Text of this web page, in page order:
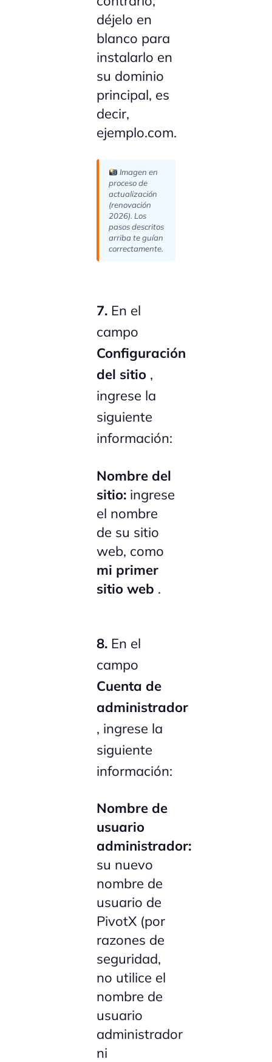
déjelo en
blanco para
instalarlo en
su dominio
principal, es
decir,
ejemplo.com.
Imagen en
proceso de
actualización
(renovación
2026). Los
pasos descritos
arriba te guían
correctamente.
7. En el
campo
Configuración
del sitio ,
ingrese la
siguiente
información:
Nombre del
sitio: ingrese
el nombre
de su sitio
web, como
mi primer
sitio web .
8. En el
campo
Cuenta de
administrador
, ingrese la
siguiente
información:
Nombre de
usuario
administrador:
su nuevo
nombre de
usuario de
PivotX (por
razones de
seguridad,
no utilice el
nombre de
usuario
administrador
ni